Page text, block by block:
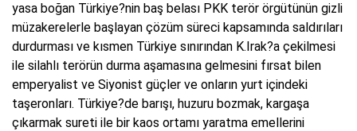
yasa boğan Türkiye?nin baş belası PKK terör örgütünün gizli
müzakerelerle başlayan çözüm süreci kapsamında saldırıları
durdurması ve kısmen Türkiye sınırından K.Irak?a çekilmesi
ile silahlı terörün durma aşamasına gelmesini fırsat bilen
emperyalist ve Siyonist güçler ve onların yurt içindeki
taşeronları. Türkiye?de barışı, huzuru bozmak, kargaşa
çıkarmak sureti ile bir kaos ortamı yaratma emellerini